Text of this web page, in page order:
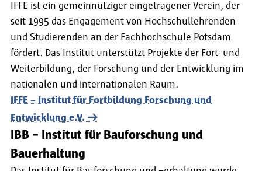
IFFE ist ein gemeinnütziger eingetragener Verein, der
seit 1995 das Engagement von Hochschullehrenden
und Studierenden an der Fachhochschule Potsdam
fördert. Das Institut unterstützt Projekte der Fort- und
Weiterbildung, der Forschung und der Entwicklung im
nationalen und internationalen Raum.
IFFE – Institut für Fortbildung Forschung und
Entwicklung e.V.
IBB – Institut für Bauforschung und
Bauerhaltung